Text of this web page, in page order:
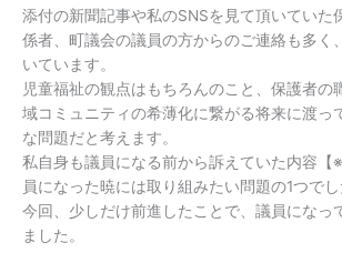
添付の新聞記事や私のSNSを見て頂いていた
係者、町議会の議員の方からのご連絡も多く
いています。
児童福祉の観点はもちろんのこと、保護者の
域コミュニティの希薄化に繋がる将来に渡っ
な問題だと考えます。
私自身も議員になる前から訴えていた内容【※
員になった暁には取り組みたい問題の1つでし
今回、少しだけ前進したことで、議員になっ
ました。